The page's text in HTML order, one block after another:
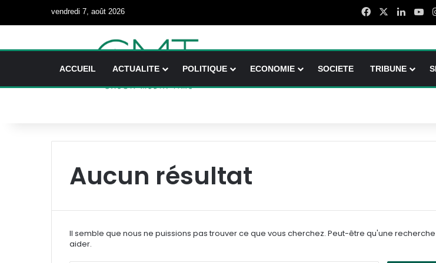
vendredi 7, août 2026 Facebook
ACCUEIL ACTUALITE POLITIQUE ECONOMIE SOCIETE TRIBUNE
Aucun résultat
Il semble que nous ne puissions pas trouver ce que vous cherchez. Peut-être qu'une
aider.